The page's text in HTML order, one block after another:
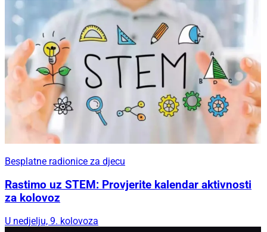
Besplatne radionice za djecu
Rastimo uz STEM: Provjerite kalendar aktivnosti
za kolovoz
U nedjelju, 9. kolovoza